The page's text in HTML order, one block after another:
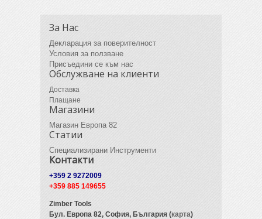
За Нас
Декларация за поверителност
Условия за ползване
Присъедини се към нас
Обслужване на клиенти
Доставка
Плащане
Магазини
Магазин Европа 82
Статии
Специализирани Инструменти
Контакти
+359 2 9272009
+359 885 149655
Zimber Tools
Бул. Европа 82, София, България (карта)